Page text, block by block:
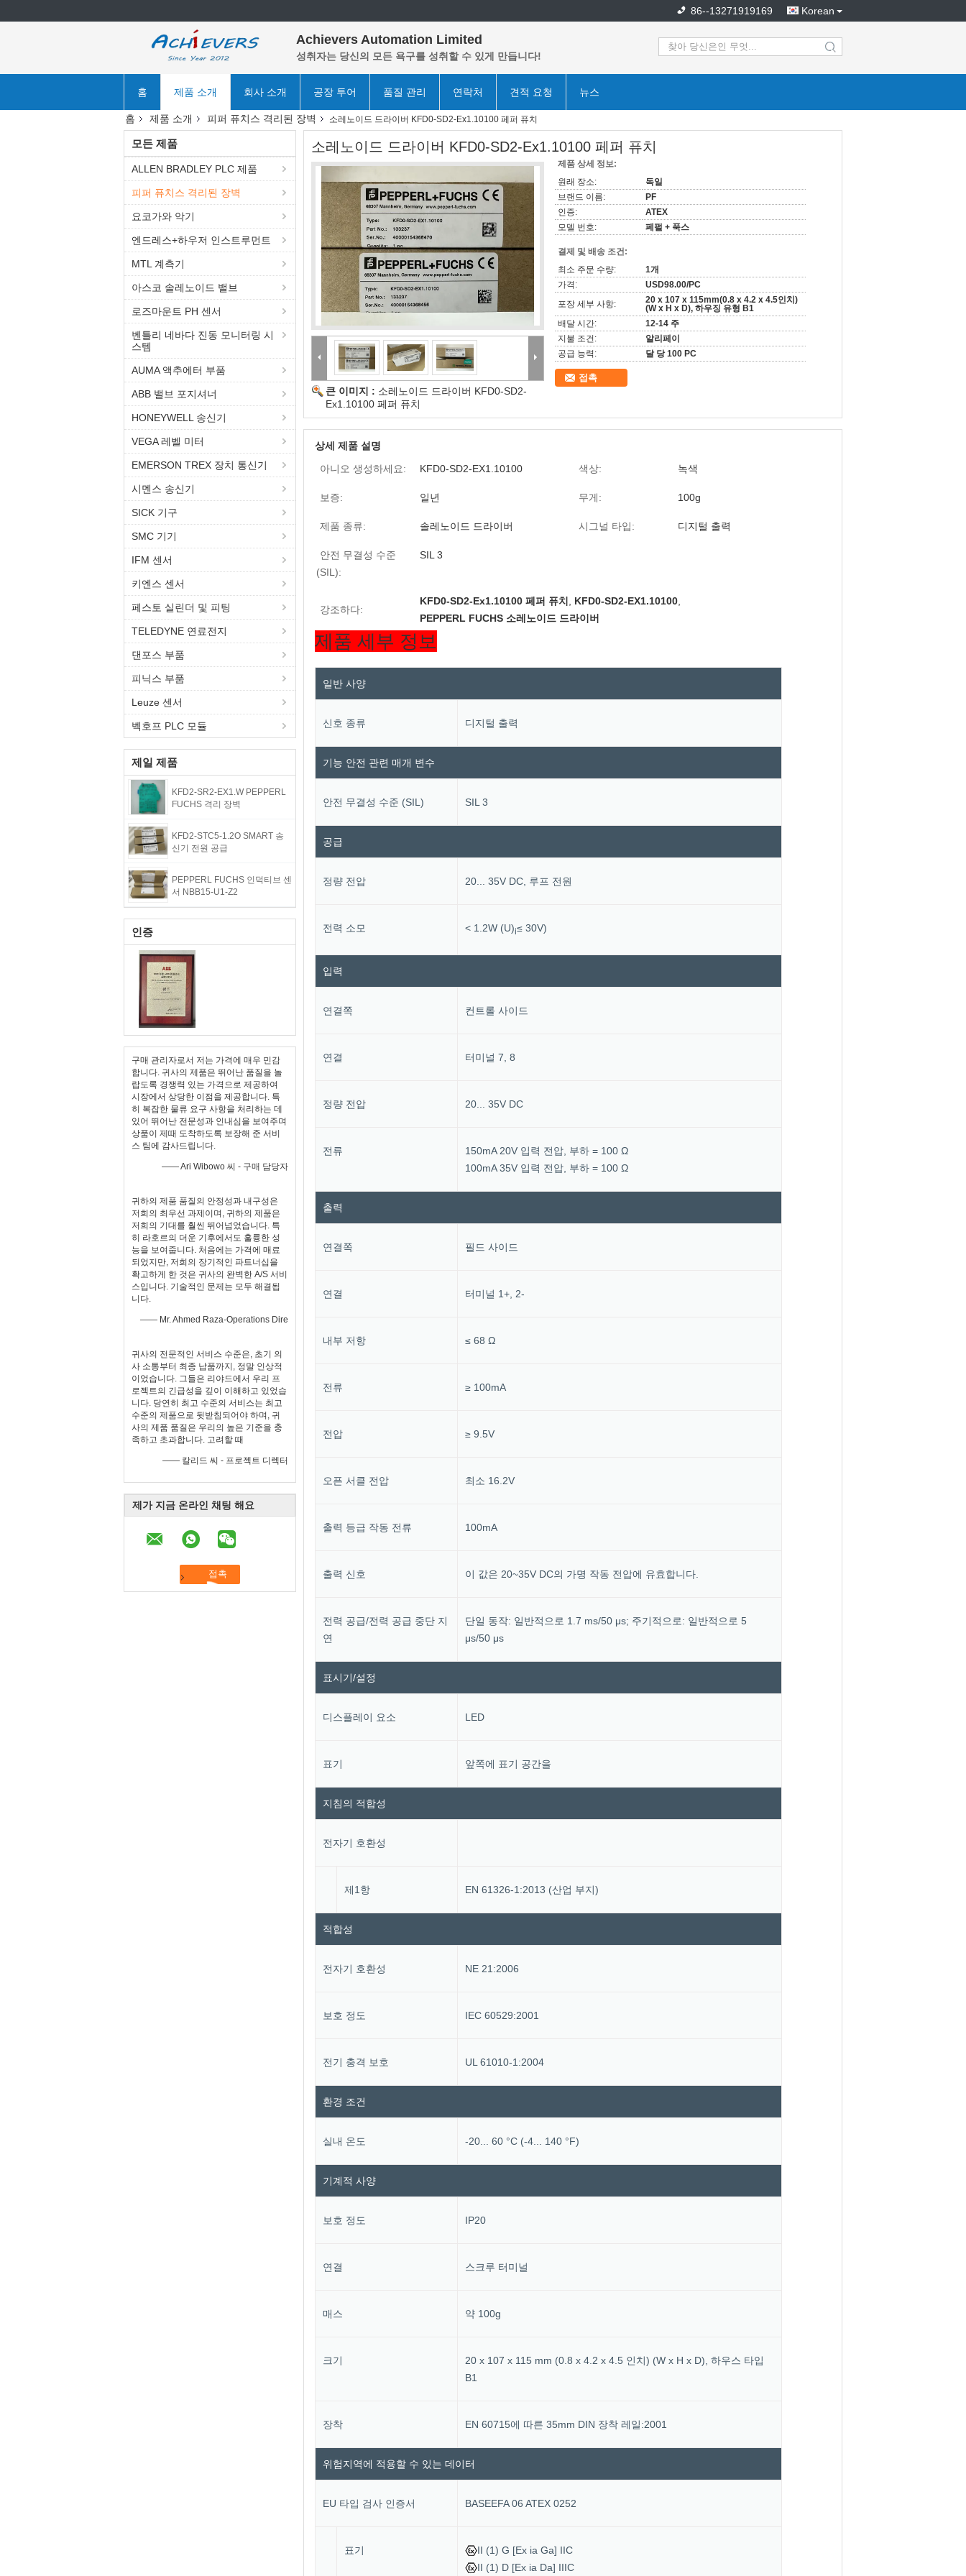
Korean
86--13271919169
Achievers Automation Limited
성취자는 당신의 모든 욕구를 성취할 수 있게 만듭니다! search
홈 제품 소개 회사 소개 공장 투어 품질 관리 연락처 견적 요청 뉴스
홈 제품 소개 피퍼 퓨치스 격리된 장벽 소레노이드 드라이버 KFD0-SD2-Ex1.10100 페퍼 퓨치
모든 제품
ALLEN BRADLEY PLC 제품
피퍼 퓨치스 격리된 장벽
요코가와 악기
엔드레스+하우저 인스트루먼트
MTL 계측기
아스코 솔레노이드 밸브
로즈마운트 PH 센서
벤틀리 네바다 진동 모니터링 시
스템
AUMA 액추에터 부품
ABB 밸브 포지셔너
HONEYWELL 송신기
VEGA 레벨 미터
EMERSON TREX 장치 통신기
시멘스 송신기
SICK 기구
SMC 기기
IFM 센서
키엔스 센서
페스토 실린더 및 피팅
TELEDYNE 연료전지
댄포스 부품
피닉스 부품
Leuze 센서
벡호프 PLC 모듈
제일 제품
KFD2-SR2-EX1.W PEPPERL
FUCHS 격리 장벽
KFD2-STC5-1.2O SMART 송
신기 전원 공급
PEPPERL FUCHS 인덕티브 센
서 NBB15-U1-Z2
인증
구매 관리자로서 저는 가격에 매우 민감
합니다. 귀사의 제품은 뛰어난 품질을 놀
랍도록 경쟁력 있는 가격으로 제공하여
시장에서 상당한 이점을 제공합니다. 특
히 복잡한 물류 요구 사항을 처리하는 데
있어 뛰어난 전문성과 인내심을 보여주며
상품이 제때 도착하도록 보장해 준 서비
스 팀에 감사드립니다.
—— Ari Wibowo 씨 - 구매 담당자
귀하의 제품 품질의 안정성과 내구성은
저희의 최우선 과제이며, 귀하의 제품은
저희의 기대를 훨씬 뛰어넘었습니다. 특
히 라호르의 더운 기후에서도 훌륭한 성
능을 보여줍니다. 처음에는 가격에 매료
되었지만, 저희의 장기적인 파트너십을
확고하게 한 것은 귀사의 완벽한 A/S 서비
스입니다. 기술적인 문제는 모두 해결됩
니다.
—— Mr. Ahmed Raza-Operations Dire
귀사의 전문적인 서비스 수준은, 초기 의
사 소통부터 최종 납품까지, 정말 인상적
이었습니다. 그들은 리야드에서 우리 프
로젝트의 긴급성을 깊이 이해하고 있었습
니다. 당연히 최고 수준의 서비스는 최고
수준의 제품으로 뒷받침되어야 하며, 귀
사의 제품 품질은 우리의 높은 기준을 충
족하고 초과합니다. 고려할 때
—— 칼리드 씨 - 프로젝트 디렉터
제가 지금 온라인 채팅 해요
소레노이드 드라이버 KFD0-SD2-Ex1.10100 페퍼 퓨치
큰 이미지 : 소레노이드 드라이버 KFD0-SD2-
Ex1.10100 페퍼 퓨치
제품 상세 정보:
원래 장소:
독일
브랜드 이름:
PF
인증:
ATEX
모델 번호:
페펄 + 푹스
결제 및 배송 조건:
최소 주문 수량:
1개
가격:
USD98.00/PC
포장 세부 사항:
20 x 107 x 115mm(0.8 x 4.2 x 4.5인치)
(W x H x D), 하우징 유형 B1
배달 시간:
12-14 주
지불 조건:
알리페이
공급 능력:
달 당 100 PC
접촉
상세 제품 설명
아니오 생성하세요:
KFD0-SD2-EX1.10100 색상: 녹색
보증: 일년 무게: 100g
제품 종류: 솔레노이드 드라이버 시그널 타입: 디지털 출력
안전 무결성 수준
(SIL):
SIL 3
강조하다:
KFD0-SD2-Ex1.10100 페퍼 퓨치 KFD0-SD2-EX1.10100
PEPPERL FUCHS 소레노이드 드라이버
제품 세부 정보
일반 사양
신호 종류 디지털 출력
기능 안전 관련 매개 변수
안전 무결성 수준 (SIL) SIL 3
공급
정량 전압 20... 35V DC, 루프 전원
전력 소모 < 1.2W (U)i≤ 30V)
입력
연결쪽 컨트롤 사이드
연결 터미널 7, 8
정량 전압 20... 35V DC
전류
150mA 20V 입력 전압, 부하 = 100 Ω
100mA 35V 입력 전압, 부하 = 100 Ω
출력
연결쪽 필드 사이드
연결 터미널 1+, 2-
내부 저항 ≤ 68 Ω
전류 ≥ 100mA
전압 ≥ 9.5V
오픈 서클 전압 최소 16.2V
출력 등급 작동 전류 100mA
출력 신호 이 값은 20~35V DC의 가명 작동 전압에 유효합니다.
전력 공급/전력 공급 중단 지
연
단일 동작: 일반적으로 1.7 ms/50 μs; 주기적으로: 일반적으로 5
μs/50 μs
표시기/설정
디스플레이 요소 LED
표기 앞쪽에 표기 공간을
지침의 적합성
전자기 호환성
제1항 EN 61326-1:2013 (산업 부지)
적합성
전자기 호환성 NE 21:2006
보호 정도 IEC 60529:2001
전기 충격 보호 UL 61010-1:2004
환경 조건
실내 온도 -20... 60 °C (-4... 140 °F)
기계적 사양
보호 정도 IP20
연결 스크루 터미널
매스 약 100g
크기
20 x 107 x 115 mm (0.8 x 4.2 x 4.5 인치) (W x H x D), 하우스 타입
B1
장착 EN 60715에 따른 35mm DIN 장착 레일:2001
위험지역에 적용할 수 있는 데이터
EU 타입 검사 인증서 BASEEFA 06 ATEX 0252
표기
II (1) G [Ex ia Ga] IIC
II (1) D [Ex ia Da] IIIC